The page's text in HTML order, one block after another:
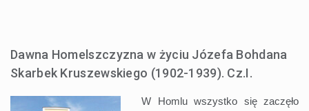
Dawna Homelszczyzna w życiu Józefa Bohdana
Skarbek Kruszewskiego (1902-1939). Cz.I.
W Homlu wszystko się zaczęło